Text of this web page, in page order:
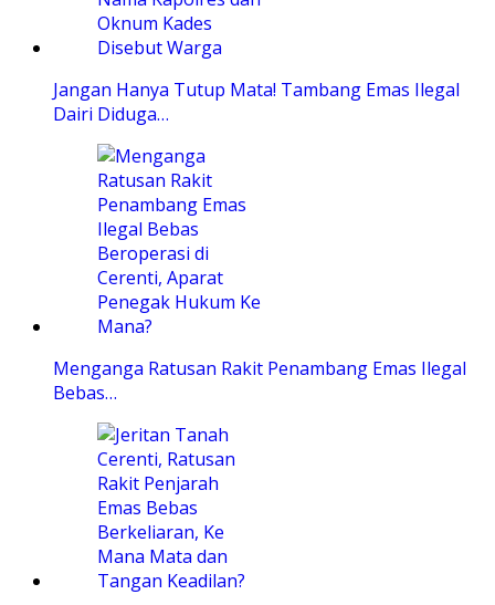
Jangan Hanya Tutup Mata! Tambang Emas Ilegal
Dairi Diduga…
Menganga Ratusan Rakit Penambang Emas Ilegal
Bebas…